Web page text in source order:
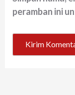
peramban ini